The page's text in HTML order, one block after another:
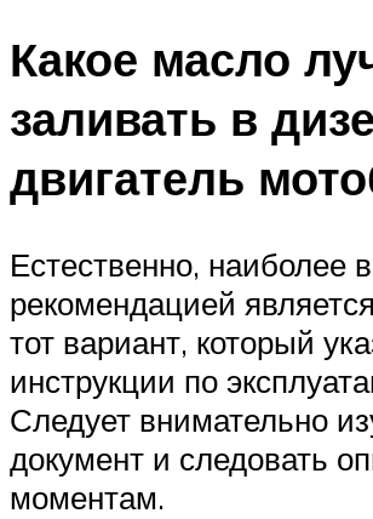
Какое масло
заливать в
двигатель
Естественно, наиболее
рекомендацией
тот вариант, который
инструкции по
Следует внимательно
документ и следовать
моментам.